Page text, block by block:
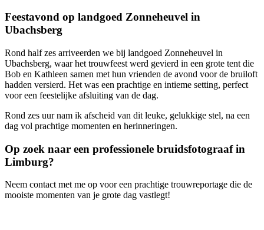
Feestavond op landgoed Zonneheuvel in
Ubachsberg
Rond half zes arriveerden we bij landgoed Zonneheuvel in
Ubachsberg, waar het trouwfeest werd gevierd in een grote tent die
Bob en Kathleen samen met hun vrienden de avond voor de bruiloft
hadden versierd. Het was een prachtige en intieme setting, perfect
voor een feestelijke afsluiting van de dag.
Rond zes uur nam ik afscheid van dit leuke, gelukkige stel, na een
dag vol prachtige momenten en herinneringen.
Op zoek naar een professionele bruidsfotograaf in
Limburg?
Neem contact met me op voor een prachtige trouwreportage die de
mooiste momenten van je grote dag vastlegt!